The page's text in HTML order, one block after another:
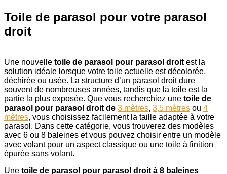
Toile de parasol pour votre parasol
droit
Une nouvelle toile de parasol pour parasol droit est la
solution idéale lorsque votre toile actuelle est décolorée,
déchirée ou usée. La structure d’un parasol droit dure
souvent de nombreuses années, tandis que la toile est la
partie la plus exposée. Que vous recherchiez une toile de
parasol pour parasol droit de 3 mètres, 3,5 mètres ou 4
mètres, vous choisissez facilement la taille adaptée à votre
parasol. Dans cette catégorie, vous trouverez des modèles
avec 6 ou 8 baleines et vous pouvez choisir entre un modèle
avec volant pour un aspect classique ou une toile à finition
épurée sans volant.
Une toile de parasol pour parasol droit à 8 baleines